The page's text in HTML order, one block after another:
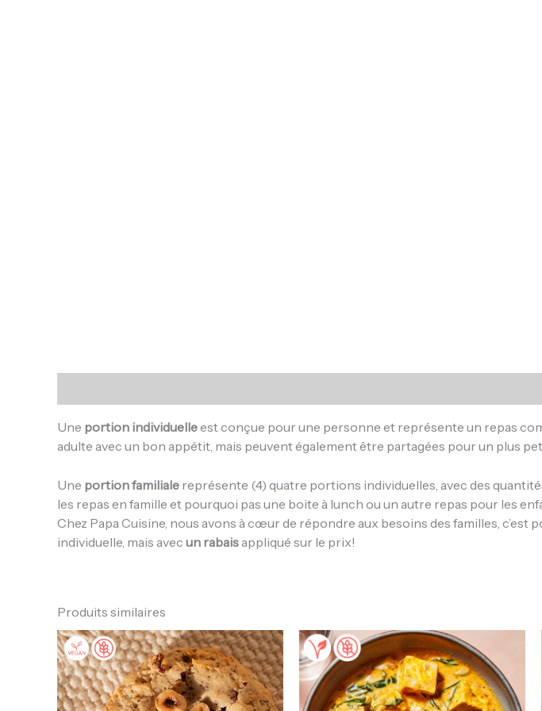
Une portion individuelleest conçue pour une personne et représente un repas
adulte avec un bon appétit, mais peuvent également être partagées pour un plus
Une portion familiale représente (4) quatre portions individuelles, avec des
les repas en famille et pourquoi pas une boite à lunch ou un autre repas pour les
Chez Papa Cuisine, nous avons à cœur de répondre aux besoins des familles,
individuelle, mais avec un rabais appliqué sur le prix!
Produits similaires
Plage
de
prix :
14.25$
à
40.60$
Ce
produit
a
plusieurs
Plage
de
prix :
14.90$
à
65.90$
Ce
produit
a
plusieurs